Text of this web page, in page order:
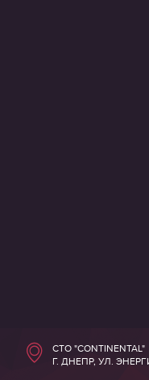
СТО "CONTINENTAL"
Г. ДНЕПР, УЛ.